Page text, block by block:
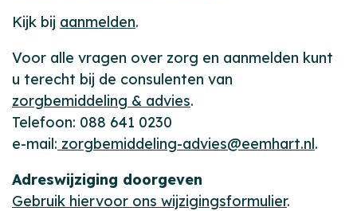
Kijk bij aanmelden.
Voor alle vragen over zorg en aanmelden kunt
u terecht bij de consulenten van
zorgbemiddeling & advies.
Telefoon: 088 641 0230
e-mail: zorgbemiddeling-advies@eemhart.nl.
Adreswijziging doorgeven
Gebruik hiervoor ons wijzigingsformulier.